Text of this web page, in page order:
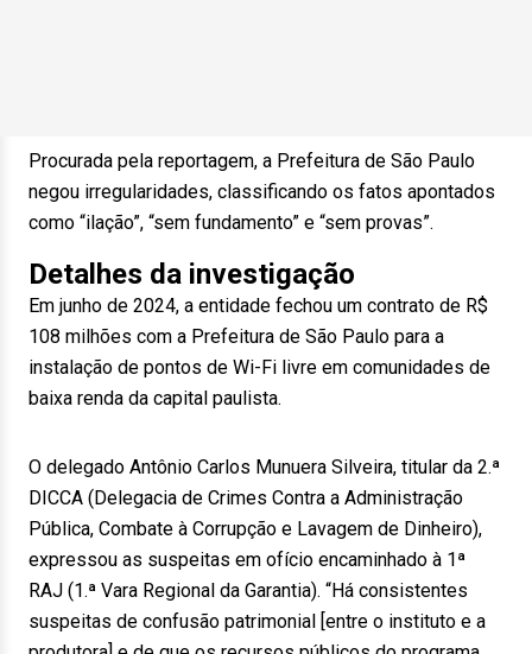
Procurada pela reportagem, a Prefeitura de São Paulo
negou irregularidades, classificando os fatos apontados
como “ilação”, “sem fundamento” e “sem provas”.
Detalhes da investigação
Em junho de 2024, a entidade fechou um contrato de R$
108 milhões com a Prefeitura de São Paulo para a
instalação de pontos de Wi-Fi livre em comunidades de
baixa renda da capital paulista.
O delegado Antônio Carlos Munuera Silveira, titular da 2.ª
DICCA (Delegacia de Crimes Contra a Administração
Pública, Combate à Corrupção e Lavagem de Dinheiro),
expressou as suspeitas em ofício encaminhado à 1ª
RAJ (1.ª Vara Regional da Garantia). “Há consistentes
suspeitas de confusão patrimonial [entre o instituto e a